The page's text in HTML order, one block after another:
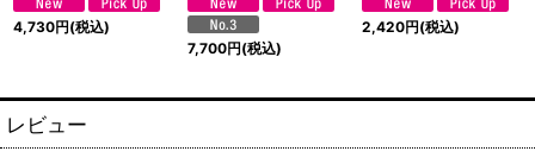
4,730円(税込)
7,700円(税込)
2,420円(税込)
レビュー